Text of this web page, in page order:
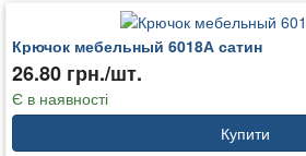
Крючок мебельный 6018А сатин
26.80 грн./шт.
Є в наявності
Купити